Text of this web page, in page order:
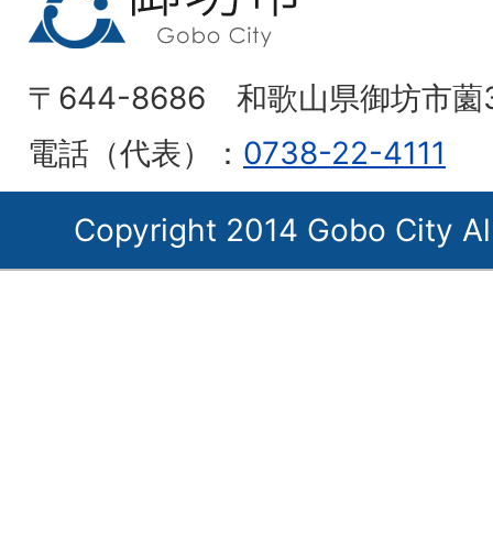
〒644-8686 和歌山県御坊市薗
電話（代表）： 0738-22-4111
Copyright 2014 Gobo City